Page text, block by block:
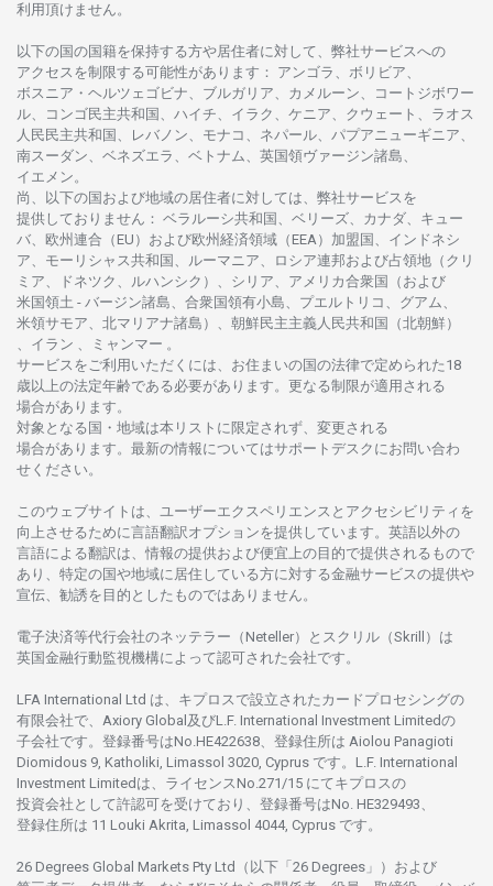
利用頂けません。
以下の国の国籍を保持する方や居住者に対して、 弊社サービスへの
アクセスを制限する可能性があります ： アンゴラ、ボリビア、
ボスニア ・ ヘルツェゴビナ、ブルガリア、カメルーン、コートジボワー
ル、
コンゴ民主共和国、ハイチ、イラク、ケニア、クウェート、 ラオス
人民民主共和国、レバノン、モナコ、ネパール、パプアニューギニア、
南スーダン、ベネズエラ、ベトナム、 英国領ヴァージン諸島、
イエメン。
尚、
以下の国および地域の居住者に対しては、 弊社サービスを
提供しておりません ： ベラルーシ共和国、ベリーズ、カナダ、キュー
バ、 欧州連合 （EU） および欧州経済領域 （EEA）加盟国、インドネシ
ア、 モーリシャス共和国、ルーマニア、 ロシア連邦および占領地 （クリ
ミア、ドネツク、ルハンシク）、シリア、 アメリカ合衆国
（および
米国領土 - バージン諸島、合衆国領有小島、プエルトリコ、グアム、
米領サモア、 北マリアナ諸島）、 朝鮮民主主義人民共和国
（北朝鮮）
、イラン 、ミャンマー 。
サービスをご利用いただくには、お住まいの国の法律で定められた 18
歳以上の法定年齢である必要があります。 更なる制限が適用さ れる
場合があります。
対象となる 国 ・ 地域は本 リストに限定さ れず、 変更さ れる
場合があります。 最新の情報についてはサポートデスクにお 問い合わ
せくださ い。
このウェブサイトは、 ユーザーエクスペリエンスと アクセシビリティを
向上さ せるために言語翻訳オプションを提供しています。 英語以外の
言語による翻訳は、 情報の提供および便宜上の 目的で提供さ れるもので
あり、 特定の国や地域に居住している方に対する金融サービスの提供や
宣伝、 勧誘を 目的としたものではありません。
電子決済等代行会社のネッテラー （Neteller）と スクリル （Skrill）は
英国金融行動監視機構によって認可さ れた会社です。
LFA International Ltd は、 キプロスで設立さ れた カードプロセシングの
有限会社で、Axiory Global 及びL.F. International Investment Limitedの
子会社です。 登録番号はNo.HE422638、 登録住所は Aiolou Panagioti
Diomidous 9, Katholiki, Limassol 3020, Cyprus です。L.F. International
Investment Limitedは、 ライセンスNo.271/15 にてキプロスの
投資会社として許認可を受けており、 登録番号はNo. HE329493、
登録住所は 11 Louki Akrita, Limassol 4044, Cyprus です。
26 Degrees Global Markets Pty Ltd（以下「26 Degrees」） および